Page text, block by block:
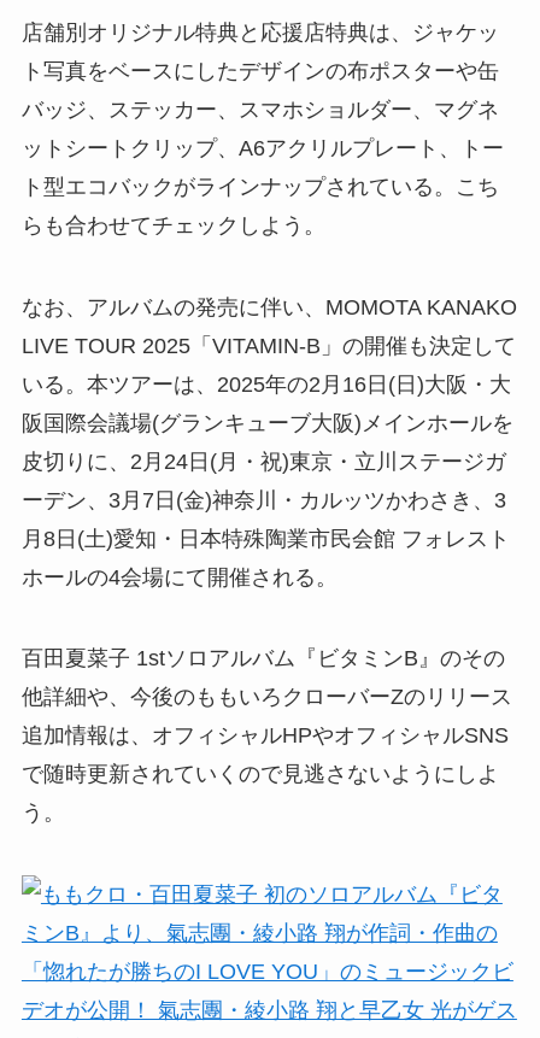
店舗別オリジナル特典と応援店特典は、ジャケッ
ト写真をベースにしたデザインの布ポスターや缶
バッジ、ステッカー、スマホショルダー、マグネ
ットシートクリップ、A6アクリルプレート、トー
ト型エコバックがラインナップされている。こち
らも合わせてチェックしよう。
なお、アルバムの発売に伴い、MOMOTA KANAKO
LIVE TOUR 2025「VITAMIN-B」の開催も決定して
いる。本ツアーは、2025年の2月16日(日)大阪・大
阪国際会議場(グランキューブ大阪)メインホールを
皮切りに、2月24日(月・祝)東京・立川ステージガ
ーデン、3月7日(金)神奈川・カルッツかわさき、3
月8日(土)愛知・日本特殊陶業市民会館 フォレスト
ホールの4会場にて開催される。
百田夏菜子 1stソロアルバム『ビタミンB』のその
他詳細や、今後のももいろクローバーZのリリース
追加情報は、オフィシャルHPやオフィシャルSNS
で随時更新されていくので見逃さないようにしよ
う。